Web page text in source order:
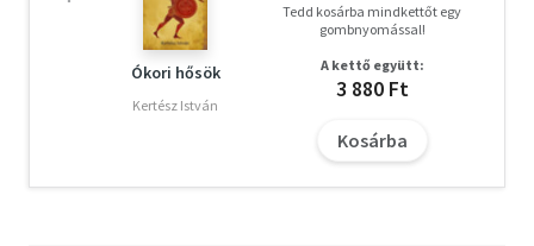
Ókori hősök
Kertész István
Tedd kosárba mindkettőt egy
gombnyomással!
A kettő együtt:
3 880 Ft
Kosárba